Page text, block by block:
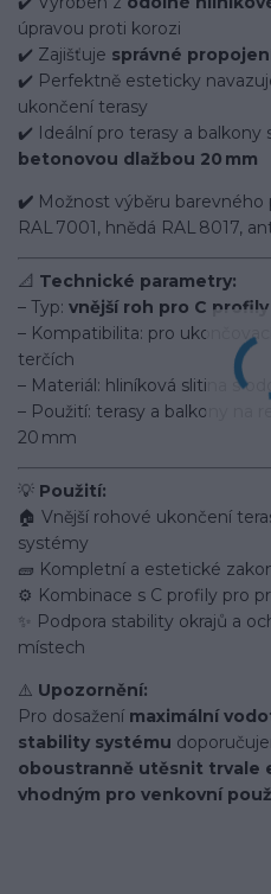
úpravou proti korozi
✔️ Zajišťuje správné
✔️ Perfektně esteticky
ukončení terasy
✔️ Ideální pro terasy a balkony
betonovou dlažbou 20 mm
✔️ Možnost výběru barevného
RAL 7001, hnědá RAL 8017,
📐 Technické parametry:
– Typ: vnější roh pro C profily
– Kompatibilita: pro
terčích
– Materiál: hliníková slitina s
– Použití: terasy a balkony na
20 mm
💡 Použití:
🏠 Vnější rohové ukončení
systémy
🧱 Kompletní a estetické
⚙️ Kombinace s C profily pro
✨ Podpora stability okrajů a
místech
⚠️ Upozornění:
Pro dosažení maximální
stability systému
oboustranně utěsnit trvale
vhodným pro venkovní